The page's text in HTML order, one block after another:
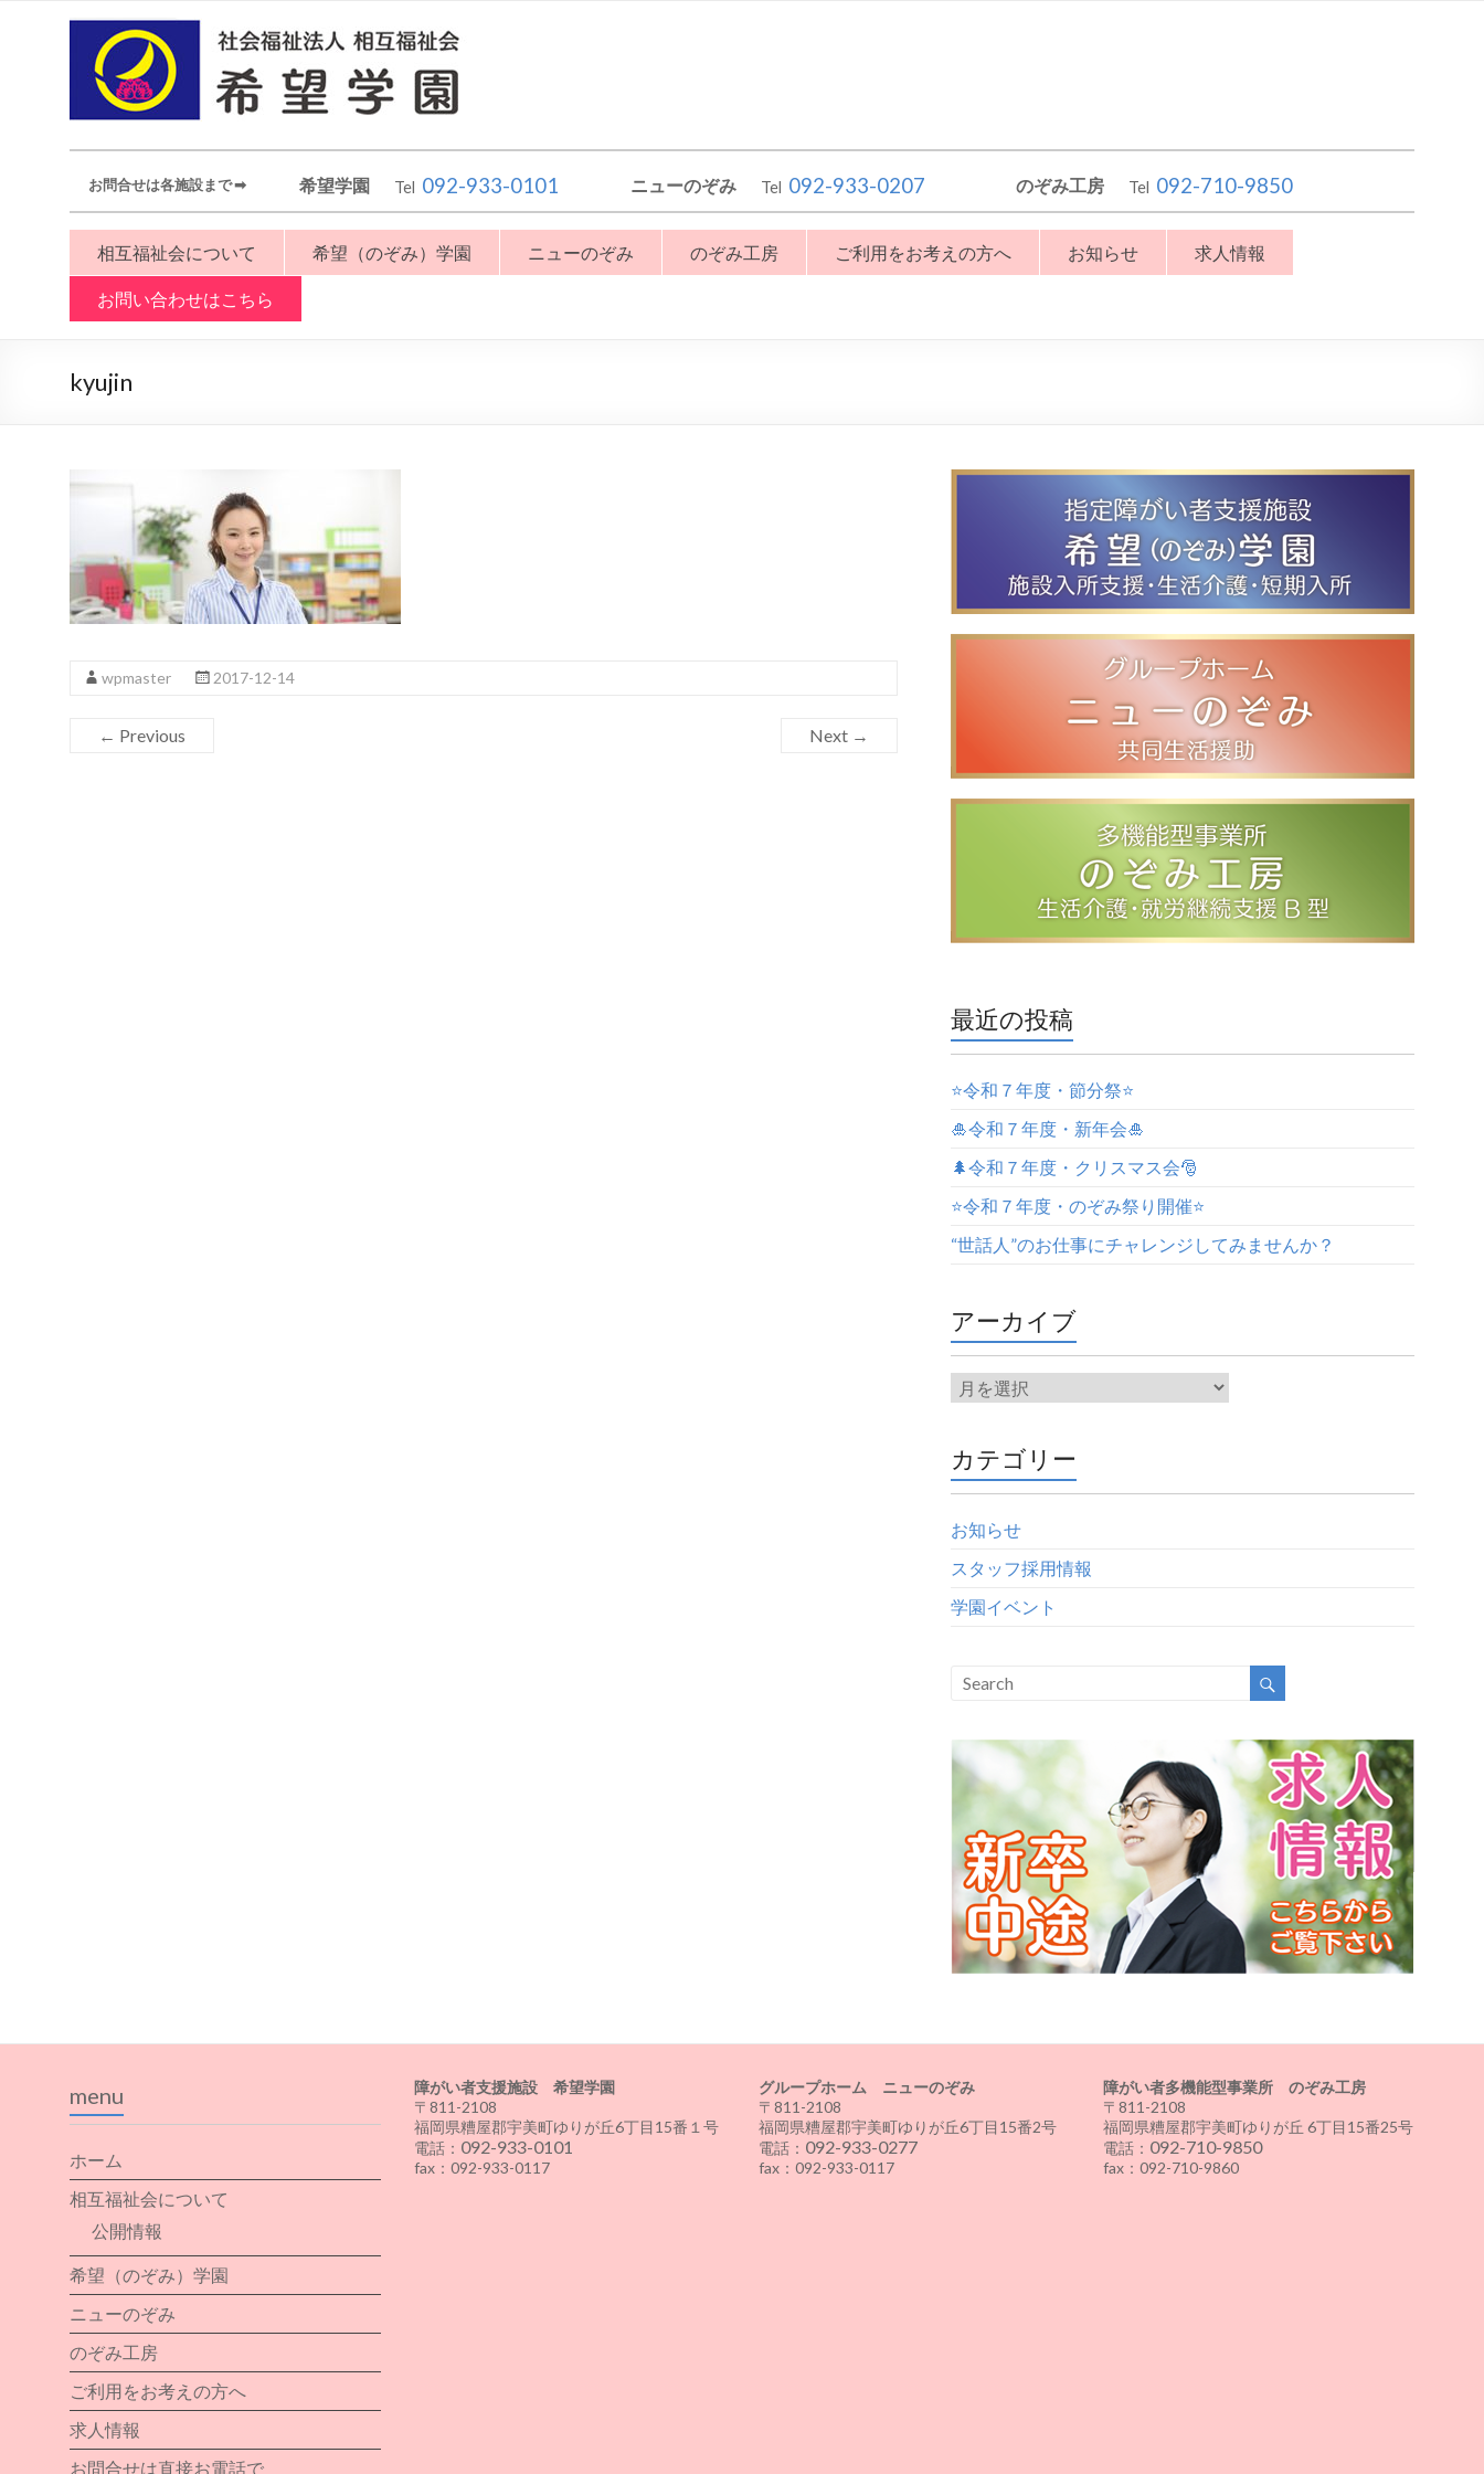
お問合せは各施設まで ➡︎ 希望学園 Tel 092-933-0101 ニューのぞみ Tel 092-933-0207 のぞみ工房 Tel 092-710-9850
相互福祉会について 希望（のぞみ）学園 ニューのぞみ のぞみ工房 ご利用をお考えの方へ お知らせ 求人情報
お問い合わせはこちら
kyujin
wpmaster 2017-12-14
← Previous Next →
最近の投稿
⭐️令和７年度・節分祭⭐️
🎍令和７年度・新年会🎍
🌲令和７年度・クリスマス会🎅
⭐️令和７年度・のぞみ祭り開催⭐️
“世話人”のお仕事にチャレンジしてみませんか？
アーカイブ
カテゴリー
お知らせ
スタッフ採用情報
学園イベント
menu
ホーム
相互福祉会について
公開情報
希望（のぞみ）学園
ニューのぞみ
のぞみ工房
ご利用をお考えの方へ
求人情報
お問合せは直接お電話で
障がい者支援施設 希望学園
〒811-2108
福岡県糟屋郡宇美町ゆりが丘6丁目15番１号
電話： 092-933-0101
fax：092-933-0117
グループホーム ニューのぞみ
〒811-2108
福岡県糟屋郡宇美町ゆりが丘6丁目15番2号
電話： 092-933-0277
fax：092-933-0117
障がい者多機能型事業所 のぞみ工房
〒811-2108
福岡県糟屋郡宇美町ゆりが丘 6丁目15番25号
電話： 092-710-9850
fax：092-710-9860